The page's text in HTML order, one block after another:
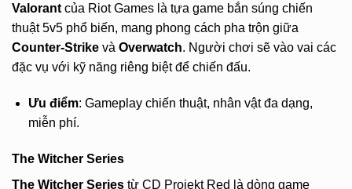
Valorant của Riot Games là tựa game bắn súng chiến
thuật 5v5 phổ biến, mang phong cách pha trộn giữa
Counter-Strike và Overwatch. Người chơi sẽ vào vai các
đặc vụ với kỹ năng riêng biệt để chiến đấu.
Ưu điểm: Gameplay chiến thuật, nhân vật đa dạng,
miễn phí.
The Witcher Series
The Witcher Series từ CD Projekt Red là dòng game